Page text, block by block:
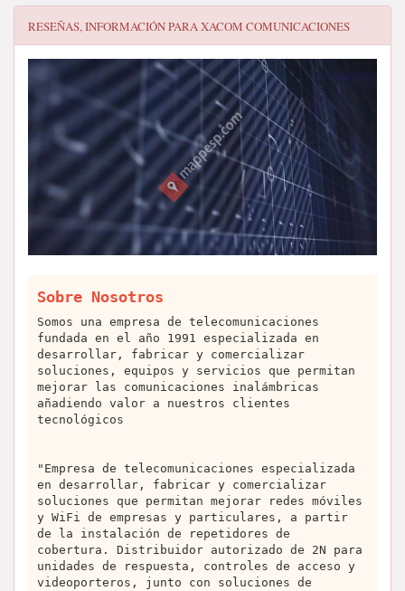
RESEÑAS, INFORMACIÓN PARAXACOM COMUNICACIONES
Sobre Nosotros
Somos una empresa de telecomunicaciones
fundada en el año 1991 especializada en
desarrollar, fabricar y comercializar
soluciones, equipos y servicios que permitan
mejorar las comunicaciones inalámbricas
añadiendo valor a nuestros clientes
tecnológicos
"Empresa de telecomunicaciones especializada
en desarrollar, fabricar y comercializar
soluciones que permitan mejorar redes móviles
y WiFi de empresas y particulares, a partir
de la instalación de repetidores de
cobertura. Distribuidor autorizado de 2N para
unidades de respuesta, controles de acceso y
videoporteros, junto con soluciones de